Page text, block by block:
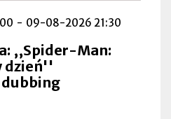
- 09-08-2026 21:30
,,Spider-Man:
dzień''
dubbing